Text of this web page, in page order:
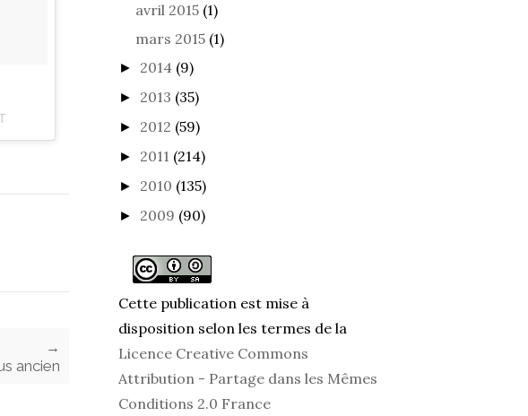
→
ancien
avril 2015 (1)
mars 2015 (1)
► 2014 (9)
► 2013 (35)
► 2012 (59)
► 2011 (214)
► 2010 (135)
► 2009 (90)
Cette publication est mise à
disposition selon les termes de la
Licence Creative Commons
Attribution - Partage dans les Mêmes
Conditions 2.0 France